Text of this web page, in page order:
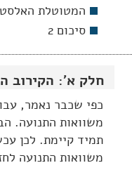
חלק א': הקירוב
כפי שכבר נאמר,
משוואות התנועה.
תמיד קיימת. לכן
משוואות התנועה
המטוטלת
סיכום 2